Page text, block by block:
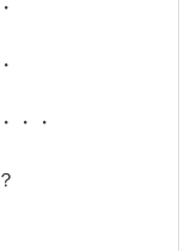
・・